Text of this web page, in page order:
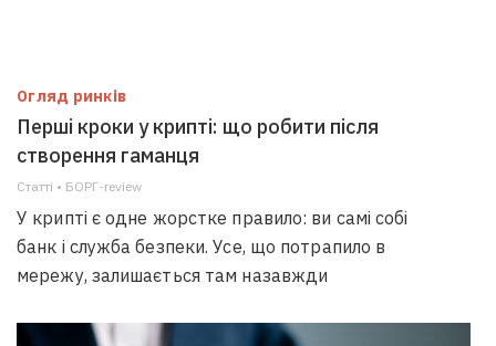
Огляд ринків
Перші кроки у крипті: що робити після
створення гаманця
Статті • БОРГ-review
У крипті є одне жорстке правило: ви самі собі
банк і служба безпеки. Усе, що потрапило в
мережу, залишається там назавжди